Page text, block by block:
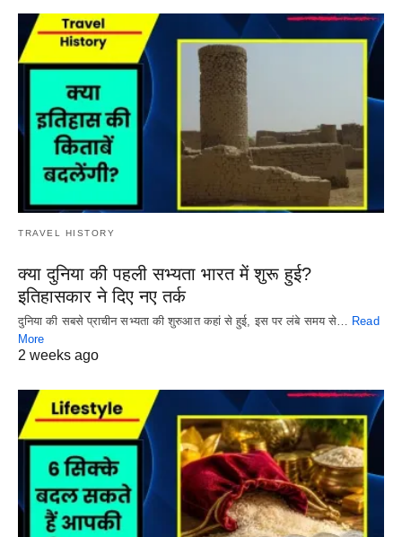
TRAVEL HISTORY
क्या दुनिया की पहली सभ्यता भारत में शुरू हुई?
इतिहासकार ने दिए नए तर्क
दुनिया की सबसे प्राचीन सभ्यता की शुरुआत कहां से हुई, इस पर लंबे समय से… Read
More
2 weeks ago